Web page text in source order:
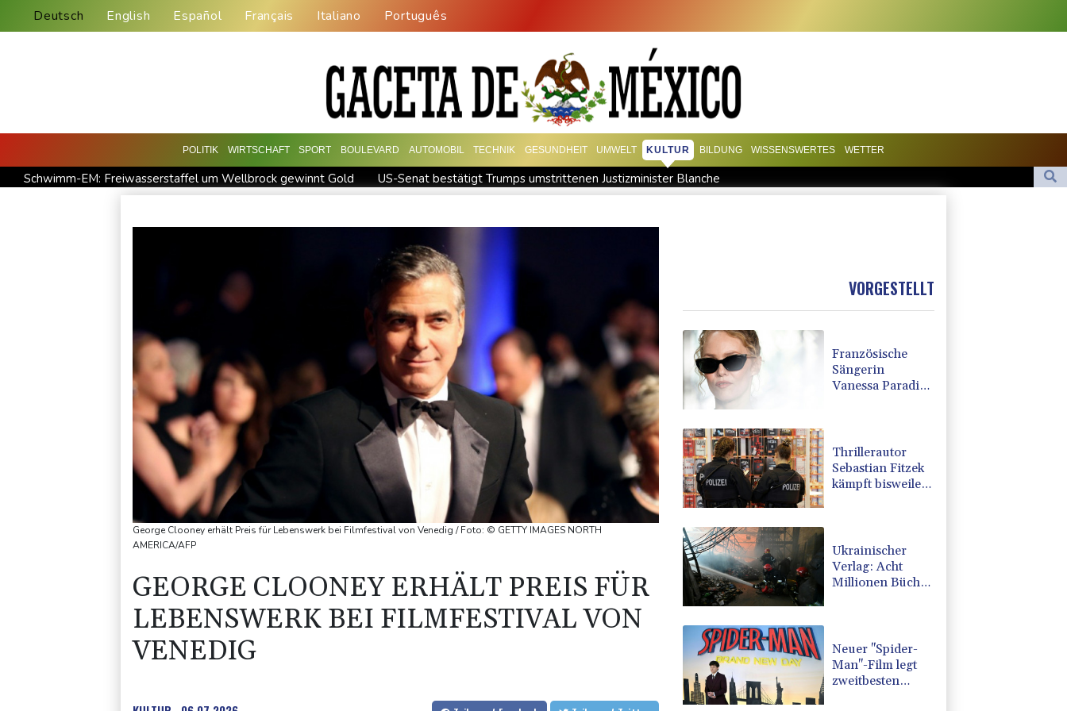
Deutsch English Español Français Italiano Português
POLITIK WIRTSCHAFT SPORT BOULEVARD AUTOMOBIL TECHNIK GESUNDHEIT UMWELT KULTUR BILDUNG WISSENSWERTES WETTER
Schwimm-EM: Freiwasserstaffel um Wellbrock gewinnt Gold
US-Senat bestätigt Trumps umstrittenen Justizminister Blanche
Mercedes GLA neu gegen alt: Der große Sprung ins Elektrozeitalter
Skoda Kodiaq gegen VW Tayron: Das bessere Familien-SUV
Kolumbiens neuer Präsident kündigt "unermüdlichen" Kampf gegen Drogengewalt an
Südkoreas Verband gibt Massagen-Skandal zu: "Desolate Lage"
Größer als alle bisherigen US-Anlagen: Amazon finanziert für Rechenzentren riesiges Gaskraftwerk
George Clooney erhält Preis für Lebenswerk bei Filmfestival von Venedig / Foto: © GETTY IMAGES NORTH
AMERICA/AFP
GEORGE CLOONEY ERHÄLT PREIS FÜR
LEBENSWERK BEI FILMFESTIVAL VON
VENEDIG
VORGESTELLT
Französische
Sängerin
Vanessa Paradis
bekannt
Thrillerautor
Sebastian Fitzek
kämpft bisweilen
Ukrainischer
Verlag: Acht
Millionen Bücher
Neuer "Spider-
Man"-Film legt
zweitbesten